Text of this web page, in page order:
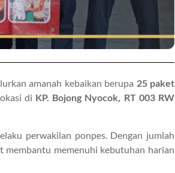
amanah kebaikan berupa 25 paket
di KP. Bojong Nyocok, RT 003 RW
perwakilan ponpes. Dengan jumlah
membantu memenuhi kebutuhan harian